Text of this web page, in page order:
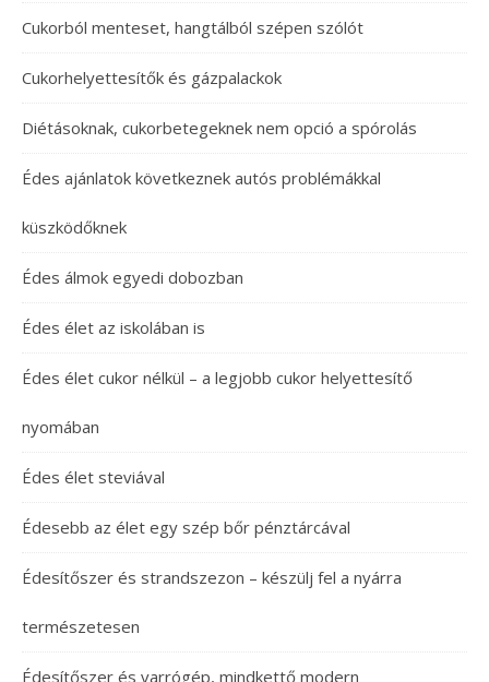
Cukorból menteset, hangtálból szépen szólót
Cukorhelyettesítők és gázpalackok
Diétásoknak, cukorbetegeknek nem opció a spórolás
Édes ajánlatok következnek autós problémákkal
küszködőknek
Édes álmok egyedi dobozban
Édes élet az iskolában is
Édes élet cukor nélkül – a legjobb cukor helyettesítő
nyomában
Édes élet steviával
Édesebb az élet egy szép bőr pénztárcával
Édesítőszer és strandszezon – készülj fel a nyárra
természetesen
Édesítőszer és varrógép, mindkettő modern